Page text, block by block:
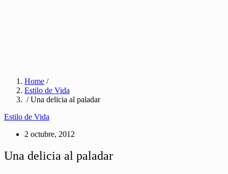
Home /
Estilo de Vida
/ Una delicia al paladar
Estilo de Vida
2 octubre, 2012
Una delicia al paladar